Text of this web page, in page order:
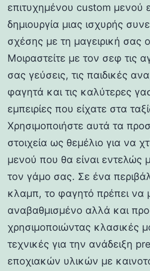
επιτυχημένου custom μενού
δημιουργία μιας ισχυρής
σχέσης με τη μαγειρική σας
Μοιραστείτε με τον σεφ τις
σας γεύσεις, τις παιδικές
φαγητά και τις καλύτερες
εμπειρίες που είχατε στα
Χρησιμοποιήστε αυτά τα
στοιχεία ως θεμέλιο για να
μενού που θα είναι εντελώς
τον γάμο σας. Σε ένα
κλαμπ, το φαγητό πρέπει να
αναβαθμισμένο αλλά και
χρησιμοποιώντας κλασικές
τεχνικές για την ανάδειξη
εποχιακών υλικών με